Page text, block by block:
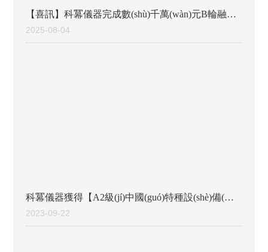
【喜訊】科冪儀器完成數(shù)千萬(wàn)元B輪融
資，加速合成設(shè)備國(guó)產(chǎn)替代與連
2025-08-04
科冪儀器獲得【A2級(jí)中國(guó)特種設(shè)備(壓
力容器制造)生產(chǎn)資格許可證】
2023-09-22